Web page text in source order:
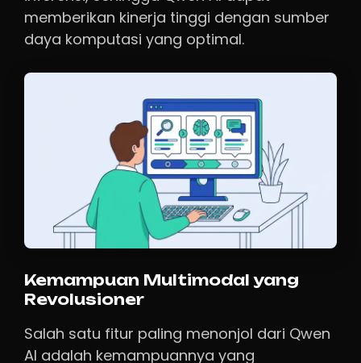
memberikan kinerja tinggi dengan sumber
daya komputasi yang optimal.
Kemampuan Multimodal yang
Revolusioner
Salah satu fitur paling menonjol dari Qwen
AI adalah kemampuannya yang